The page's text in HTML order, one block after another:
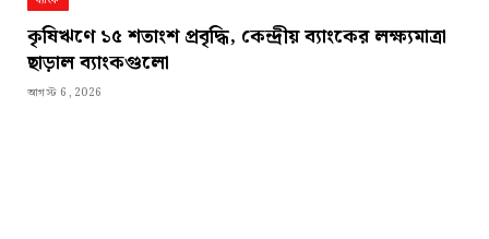
কৃষিঋণে ১৫ শতাংশ প্রবৃদ্ধি, কেন্দ্রীয় ব্যাংকের লক্ষ্যমাত্রা
ছাড়াল ব্যাংকগুলো
আগস্ট 6, 2026